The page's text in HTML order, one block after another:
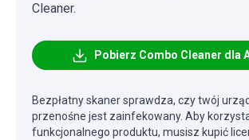
Cleaner.
Pobierz Combo Cleaner dla
Bezpłatny skaner sprawdza, czy twój
przenośne jest zainfekowany. Aby
funkcjonalnego produktu, musisz kupić